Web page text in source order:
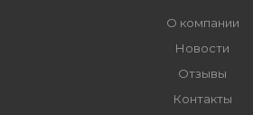
О компании
Новости
Отзывы
Контакты